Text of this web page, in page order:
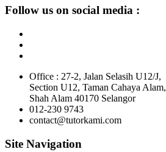
Follow us on social media :
Office : 27-2, Jalan Selasih U12/J,
Section U12, Taman Cahaya Alam,
Shah Alam 40170 Selangor
012-230 9743
contact@tutorkami.com
Site Navigation